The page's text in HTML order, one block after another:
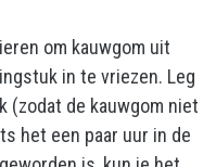
om kauwgom uit
in te vriezen. Leg
(zodat de kauwgom niet
het een paar uur in de